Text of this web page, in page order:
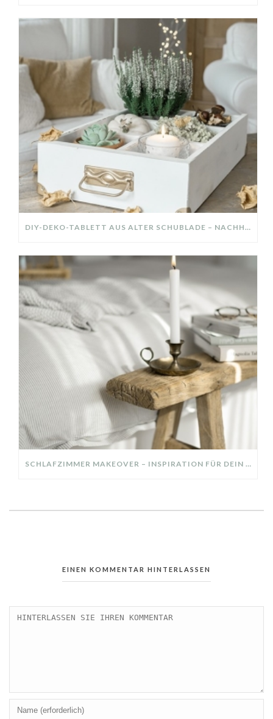
DIY-DEKO-TABLETT AUS ALTER SCHUBLADE – NACHHALTIGE HERBSTDEKO SELBER MACHEN!
SCHLAFZIMMER MAKEOVER – INSPIRATION FÜR DEIN SCHLAFZIMMER: AUS ALT MACH NEU – HELL, GEMÜTLICH UND EINLADEND
EINEN KOMMENTAR HINTERLASSEN